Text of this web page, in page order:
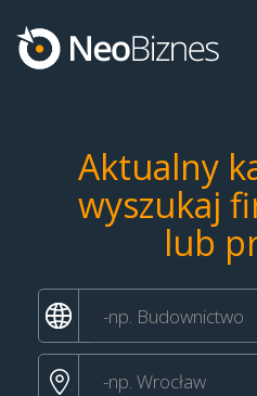
Aktualny
wyszukaj
lub